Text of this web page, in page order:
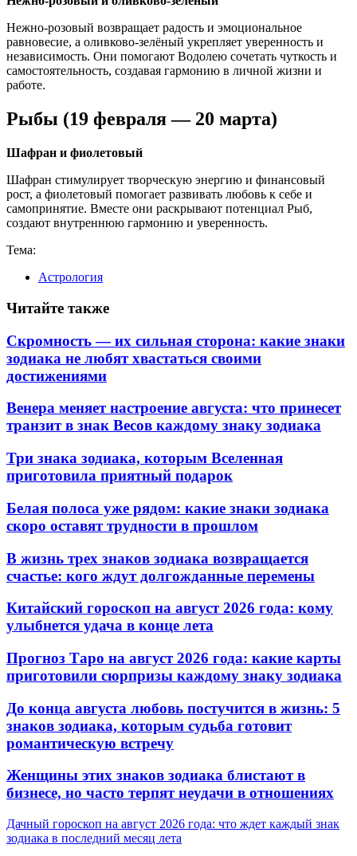
Нежно-розовый возвращает радость и эмоциональное
равновесие, а оливково-зелёный укрепляет уверенность и
независимость. Они помогают Водолею сочетать чуткость и
самостоятельность, создавая гармонию в личной жизни и
работе.
Рыбы (19 февраля — 20 марта)
Шафран и фиолетовый
Шафран стимулирует творческую энергию и финансовый
рост, а фиолетовый помогает развивать любовь к себе и
самопринятие. Вместе они раскрывают потенциал Рыб,
создают внутреннюю гармонию и уверенность.
Тема:
Астрология
Читайте также
Скромность — их сильная сторона: какие знаки
зодиака не любят хвастаться своими
достижениями
Венера меняет настроение августа: что принесет
транзит в знак Весов каждому знаку зодиака
Три знака зодиака, которым Вселенная
приготовила приятный подарок
Белая полоса уже рядом: какие знаки зодиака
скоро оставят трудности в прошлом
В жизнь трех знаков зодиака возвращается
счастье: кого ждут долгожданные перемены
Китайский гороскоп на август 2026 года: кому
улыбнется удача в конце лета
Прогноз Таро на август 2026 года: какие карты
приготовили сюрпризы каждому знаку зодиака
До конца августа любовь постучится в жизнь: 5
знаков зодиака, которым судьба готовит
романтическую встречу
Женщины этих знаков зодиака блистают в
бизнесе, но часто терпят неудачи в отношениях
Дачный гороскоп на август 2026 года: что ждет каждый знак
зодиака в последний месяц лета